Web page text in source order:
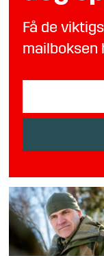
Få de
mailboksen